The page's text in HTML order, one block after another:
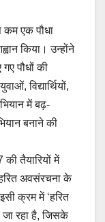
कम एक पौधा
किया। उन्होंने
पौधों की
विद्यार्थियों,
में बढ़-
बनाने की
तैयारियों में
हरित अवसंरचना के
क्रम में ‘हरित
जा रहा है, जिसके